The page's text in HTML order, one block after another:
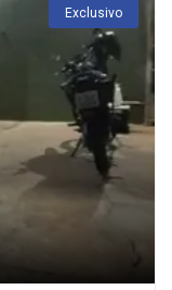
Exclusivo